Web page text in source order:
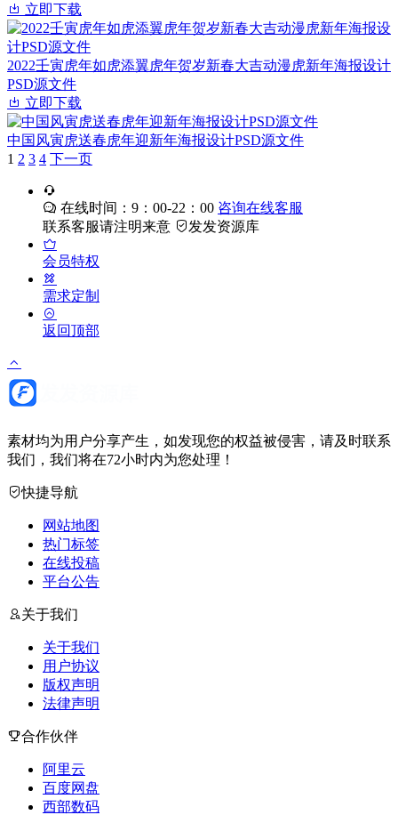
立即下载
2022壬寅虎年如虎添翼虎年贺岁新春大吉动漫虎新年海报设计
PSD源文件
立即下载
中国风寅虎送春虎年迎新年海报设计PSD源文件
1 2 3 4 下一页
在线时间：9：00-22：00 咨询在线客服
联系客服请注明来意
发发资源库
会员特权
需求定制
返回顶部
素材均为用户分享产生，如发现您的权益被侵害，请及时联系
我们，我们将在72小时内为您处理！
快捷导航
网站地图
热门标签
在线投稿
平台公告
关于我们
关于我们
用户协议
版权声明
法律声明
合作伙伴
阿里云
百度网盘
西部数码